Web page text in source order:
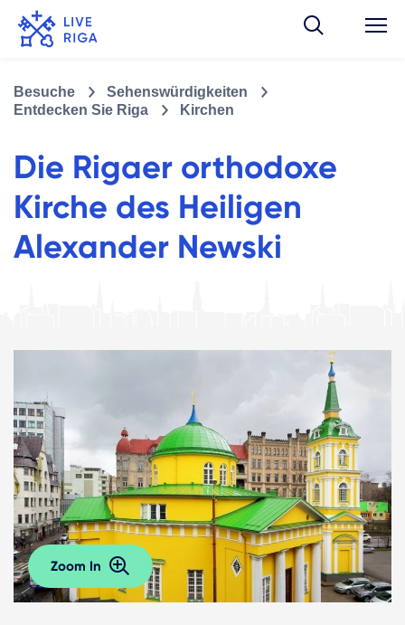
Besuche
Sehenswürdigkeiten
Entdecken Sie Riga
Kirchen
Die Rigaer orthodoxe
Kirche des Heiligen
Alexander Newski
Zoom In